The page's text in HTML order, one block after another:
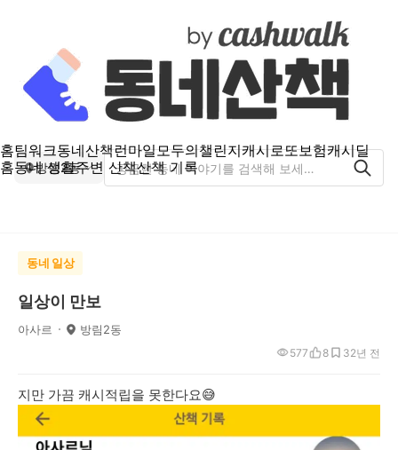
홈팀워크동네산책런마일모두의챌린지캐시로또보험캐시딜
홈동네 생활주변 산책산책 기록
방림2동
동네 일상
일상이 만보
아사르 방림2동
2년 전
577 8 3
지만 가끔 캐시적립을 못한다요😅